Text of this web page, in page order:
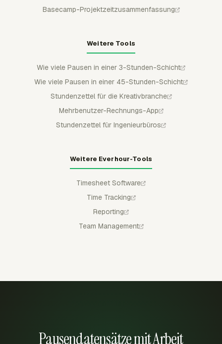
Basecamp-Projektzeitzusammenfassung
Weitere Tools
Wie viele Pausen in einer 3-Stunden-Schicht
Wie viele Pausen in einer 45-Stunden-Schicht
Stundenzettel für die Kreativbranche
Mehrbenutzer-Rechnungs-App
Stundenzettel für Ingenieurbüros
Weitere Everhour-Tools
Timesheet Software
Time Tracking
Reporting
Team Management
Pausendatensätze mit Arbeit